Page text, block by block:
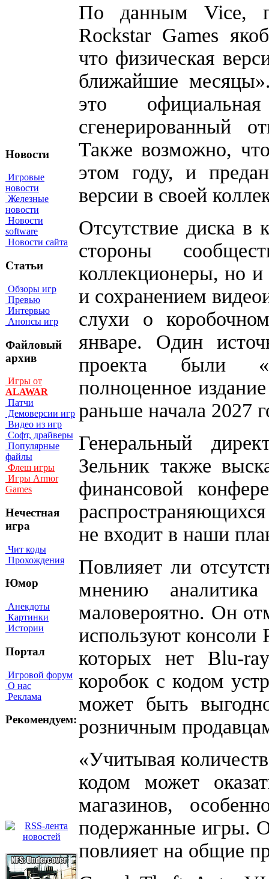
Новости
Игровые
новости
Железные
новости
Новости
software
Новости сайта
Статьи
Обзоры игр
Превью
Интервью
Анонсы игр
Файловый
архив
Игры от
ALAWAR
Патчи
Демоверсии игр
Видео из игр
Софт, драйверы
Популярные
файлы
Флеш игры
Игры Armor
Games
Нечестная
игра
Чит коды
Прохождения
Юмор
Анекдоты
Картинки
Истории
Портал
Игровой форум
О нас
Реклама
Рекомендуем:
По данным Vice,
Rockstar Games
что физическая
ближайшие
это
сгенерированный
Также возможно,
этом году, и
версии в своей
Отсутствие диска в
стороны
коллекционеры, но и
и сохранением
слухи о
январе. Один
проекта были
полноценное
раньше начала 2027
Генеральный
Зельник также
финансовой
не входит в наши
Повлияет ли
мнению
маловероятно. Он
используют
которых нет Blu-
коробок с кодом
может быть
розничным
«Учитывая
кодом может
магазинов,
подержанные игры.
повлияет на общие